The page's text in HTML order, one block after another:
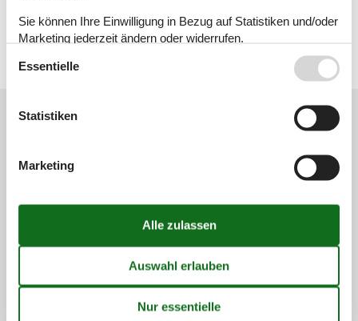
Geografien
Alle
Apulien
Kundenservice
Mail
Finden Sie uns
Metatravel Deutschland GmbH
Sie können Ihre Einwilligung in Bezug auf Statistiken und/oder
Marketing jederzeit ändern oder widerrufen.
Siehe auch unsere
Essentielle
Statistiken
Marketing